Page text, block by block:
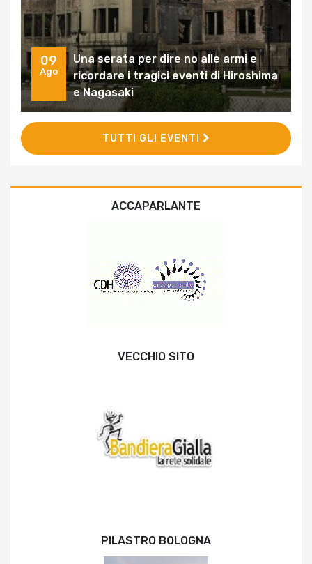
09
Ago
Una serata per dire no alle armi e
ricordare i tragici eventi di Hiroshima
e Nagasaki
TUTTI GLI EVENTI
ACCAPARLANTE
VECCHIO SITO
PILASTRO BOLOGNA